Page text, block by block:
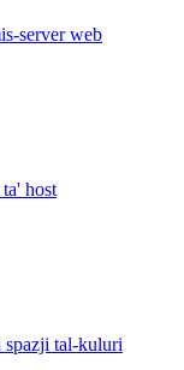
server web
host
tal-kuluri